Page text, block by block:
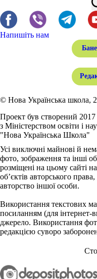
Напишіть нам
© Нова Українська школа,
Проект був створений
з Міністерством освіти і
"Нова Українська Школа"
Усі виключні майнові й
фото, зображення та інші
розміщені на цьому сайті
об’єктів авторського
авторство іншої особи.
Використання текстових
посиланням (для інтернет-
джерело. Використання
редакцією суворо